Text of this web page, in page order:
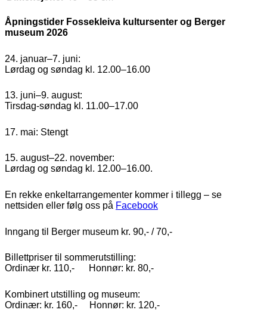
Åpningstider Fossekleiva kultursenter og Berger
museum 2026
24. januar–7. juni:
Lørdag og søndag kl. 12.00–16.00
13. juni–9. august:
Tirsdag-søndag kl. 11.00–17.00
17. mai: Stengt
15. august–22. november:
Lørdag og søndag kl. 12.00–16.00.
En rekke enkeltarrangementer kommer i tillegg – se
nettsiden eller følg oss på Facebook
Inngang til Berger museum kr. 90,- / 70,-
Billettpriser til sommerutstilling:
Ordinær kr. 110,- Honnør: kr. 80,-
Kombinert utstilling og museum:
Ordinær: kr. 160,- Honnør: kr. 120,-